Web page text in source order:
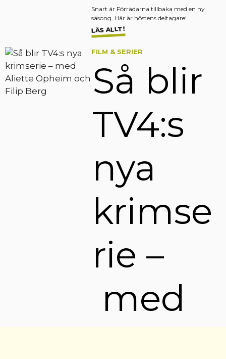
Snart är Förrädarna tillbaka med en ny
säsong. Här är höstens deltagare!
LÄS ALLT!
FILM & SERIER
Så blir
TV4:s
nya
krimse
rie –
med